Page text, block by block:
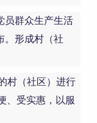
员群众生产生活
。形成村（社
村（社区）进行
、受实惠，以服